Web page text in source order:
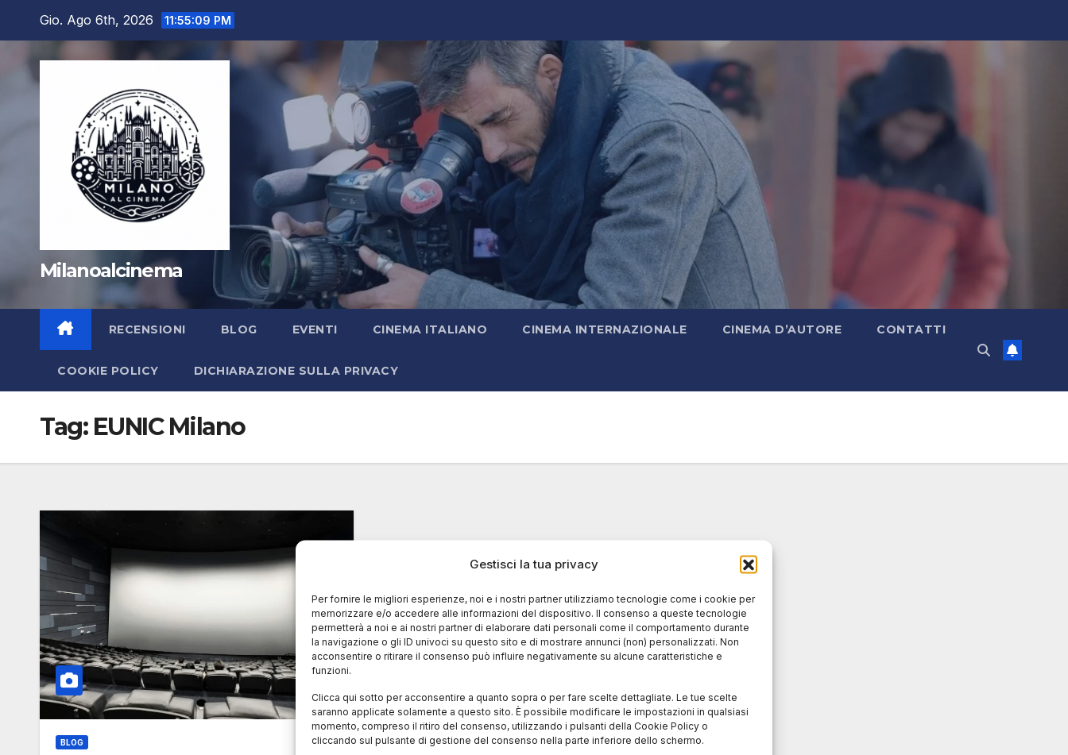
Gestisci la tua privacy
Per fornire le migliori esperienze, noi e i nostri partner utilizziamo tecnologie come i cookie per
memorizzare e/o accedere alle informazioni del dispositivo. Il consenso a queste tecnologie
permetterà a noi e ai nostri partner di elaborare dati personali come il comportamento durante
la navigazione o gli ID univoci su questo sito e di mostrare annunci (non) personalizzati. Non
acconsentire o ritirare il consenso può influire negativamente su alcune caratteristiche e
funzioni.
Clicca qui sotto per acconsentire a quanto sopra o per fare scelte dettagliate. Le tue scelte
saranno applicate solamente a questo sito. È possibile modificare le impostazioni in qualsiasi
momento, compreso il ritiro del consenso, utilizzando i pulsanti della Cookie Policy o
cliccando sul pulsante di gestione del consenso nella parte inferiore dello schermo.
contenuto
Gio. Ago 6th, 2026 11:55:10 PM
Milanoalcinema
RECENSIONI BLOG EVENTI CINEMA ITALIANO CINEMA INTERNAZIONALE CINEMA D’AUTORE CONTATTI
COOKIE POLICY DICHIARAZIONE SULLA PRIVACY
Tag: EUNIC Milano
BLOG